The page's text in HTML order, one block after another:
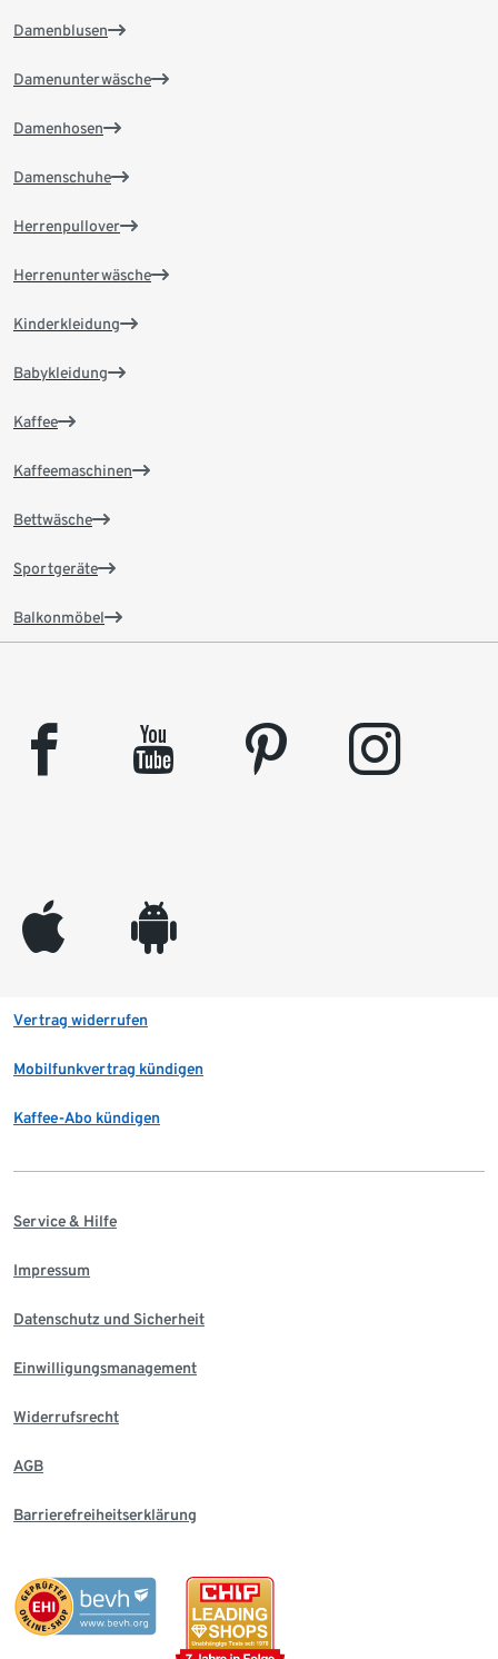
Damenblusen
Damenunterwäsche
Damenhosen
Damenschuhe
Herrenpullover
Herrenunterwäsche
Kinderkleidung
Babykleidung
Kaffee
Kaffeemaschinen
Bettwäsche
Sportgeräte
Balkonmöbel
facebook youtube pinterest instagram
appleinc android
Vertrag widerrufen
Mobilfunkvertrag kündigen
Kaffee-Abo kündigen
Service & Hilfe
Impressum
Datenschutz und Sicherheit
Einwilligungsmanagement
Widerrufsrecht
AGB
Barrierefreiheitserklärung